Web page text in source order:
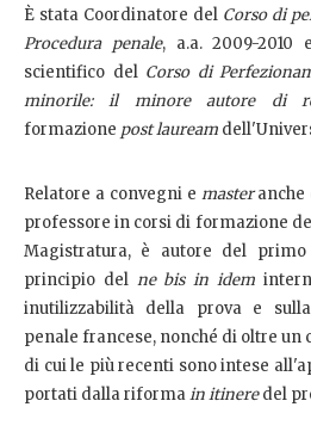
È stata Coordinatore del Corso di
Procedura penale, a.a. 2009-
scientifico del Corso di
minorile: il minore autore di
formazione post lauream
Relatore a convegni e masteranche
professore in corsi di formazione
Magistratura, è autore del
principio del ne bis in idem
inutilizzabilità della prova e
penale francese, nonché di oltre un
di cui le più recenti sono intese
portati dalla riformain itineredel